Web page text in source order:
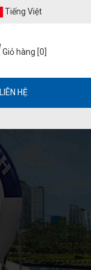
Tiếng Việt
Giỏ hàng [0
LIÊN HỆ